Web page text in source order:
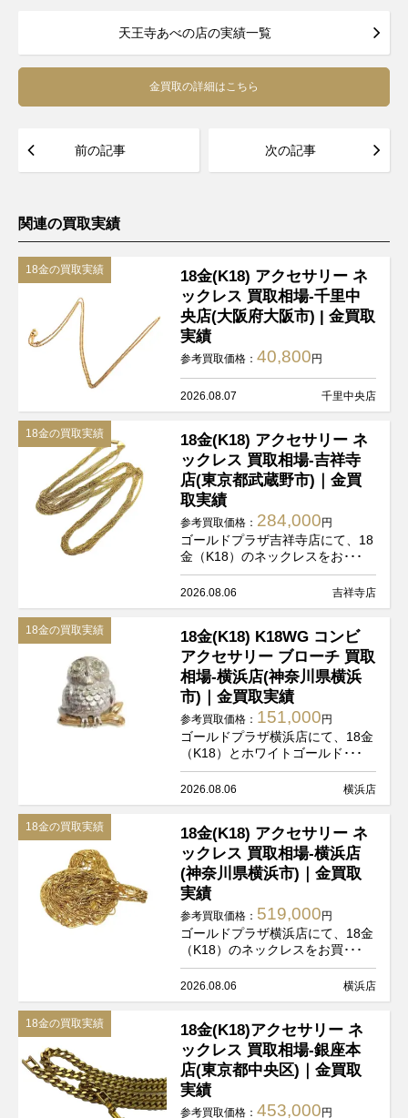
天王寺あべの店の実績一覧
金買取の詳細はこちら
前の記事 次の記事
関連の買取実績
18金の買取実績
18金(K18) アクセサリー ネ
ックレス 買取相場-千里中
央店(大阪府大阪市) | 金買取
実績
参考買取価格：40,800円
2026.08.07 千里中央店
18金の買取実績
18金(K18) アクセサリー ネ
ックレス 買取相場-吉祥寺
店(東京都武蔵野市)｜金買
取実績
参考買取価格： 284,000円
ゴールドプラザ吉祥寺店にて、18
金（K18）のネックレスをお･･･
2026.08.06 吉祥寺店
18金の買取実績
18金(K18) K18WG コンビ
アクセサリー ブローチ 買取
相場-横浜店(神奈川県横浜
市)｜金買取実績
参考買取価格： 151,000円
ゴールドプラザ横浜店にて、18金
（K18）とホワイトゴールド･･･
2026.08.06 横浜店
18金の買取実績
18金(K18) アクセサリー ネ
ックレス 買取相場-横浜店
(神奈川県横浜市)｜金買取
実績
参考買取価格： 519,000円
ゴールドプラザ横浜店にて、18金
（K18）のネックレスをお買･･･
2026.08.06 横浜店
18金の買取実績
18金(K18)アクセサリー ネ
ックレス 買取相場-銀座本
店(東京都中央区)｜金買取
実績
参考買取価格：453,000円